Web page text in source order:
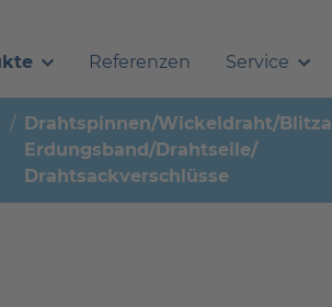
Referenzen Service
Drahtspinnen/Wickeldraht/
Erdungsband/Drahtseile/
Drahtsackverschlüsse